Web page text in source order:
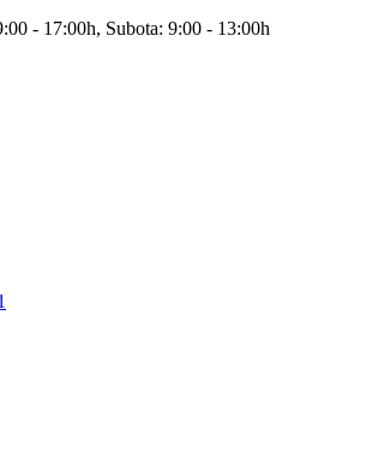
- 17:00h, Subota: 9:00 - 13:00h